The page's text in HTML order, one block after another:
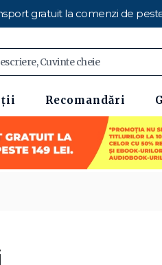
gratuit la comenzi de
Recomandări